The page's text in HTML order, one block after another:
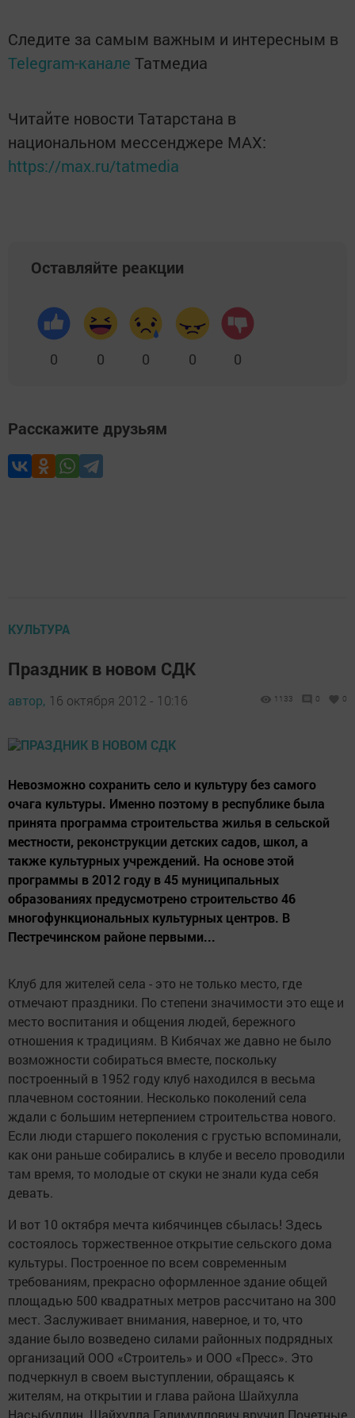
Следите за самым важным и интересным в
Telegram-канале Татмедиа
Читайте новости Татарстана в
национальном мессенджере MАХ:
https://max.ru/tatmedia
Оставляйте реакции
0 0 0 0 0
Расскажите друзьям
КУЛЬТУРА
Праздник в новом СДК
автор, 16 октября 2012 - 10:16 1133 0 0
Невозможно сохранить село и культуру без самого
очага культуры. Именно поэтому в республике была
принята программа строительства жилья в сельской
местности, реконструкции детских садов, школ, а
также культурных учреждений. На основе этой
программы в 2012 году в 45 муниципальных
образованиях предусмотрено строительство 46
многофункциональных культурных центров. В
Пестречинском районе первыми...
Клуб для жителей села - это не только место, где
отмечают праздники. По степени значимости это еще и
место воспитания и общения людей, бережного
отношения к традициям. В Кибячах же давно не было
возможности собираться вместе, поскольку
построенный в 1952 году клуб находился в весьма
плачевном состоянии. Несколько поколений села
ждали с большим нетерпением строительства нового.
Если люди старшего поколения с грустью вспоминали,
как они раньше собирались в клубе и весело проводили
там время, то молодые от скуки не знали куда себя
девать.
И вот 10 октября мечта кибячинцев сбылась! Здесь
состоялось торжественное открытие сельского дома
культуры. Построенное по всем современным
требованиям, прекрасно оформленное здание общей
площадью 500 квадратных метров рассчитано на 300
мест. Заслуживает внимания, наверное, и то, что
здание было возведено силами районных подрядных
организаций ООО «Строитель» и ООО «Пресс». Это
подчеркнул в своем выступлении, обращаясь к
жителям, на открытии и глава района Шайхулла